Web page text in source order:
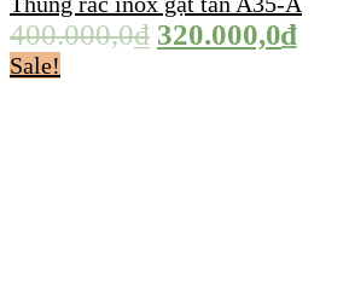
400.000,0₫ 320.000,0₫
Sale!